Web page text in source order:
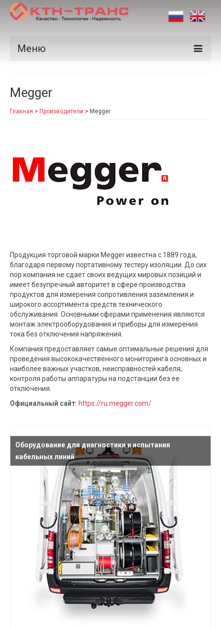
Меню
Производители
Рынки
Новости
Контакты
Megger
Главная > Производители > Megger
Продукция торговой марки Megger известна с 1889 года,
благодаря первому портативному тестеру изоляции. До сих
пор компания не сдает своих ведущих мировых позиций и
имеет безупречный авторитет в сфере производства
продуктов для измерения сопротивления заземления и
широкого ассортимента средств технического
обслуживания. Основными сферами применения являются
монтаж электрооборудования и приборы для измерения
тока без отключения напряжения.
Компания предоставляет самые оптимальные решения для
проведения высококачественного мониторинга основных и
наиболее важных участков, неисправностей кабеля,
контроля работы аппаратуры на подстанции без ее
отключения.
Официальный сайт: https://ru.megger.com/
Оборудование для диагностики и испытания
кабельных линий